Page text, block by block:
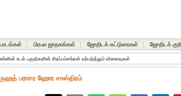
பிரபல ஜாதகங்கள் ஜோதிடக் கட்டுரைகள் ஜோதிடக்
உடல் பகுதிகளின் சிறப்பம்சங்கள் ஏற்படுத்தும் விளைவுகள்
பராசர ஹோர சாஸ்திரம்